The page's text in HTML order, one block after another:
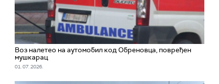
Воз налетео на аутомобил код Обреновца, повређен
мушкарац
01. 07. 2026.